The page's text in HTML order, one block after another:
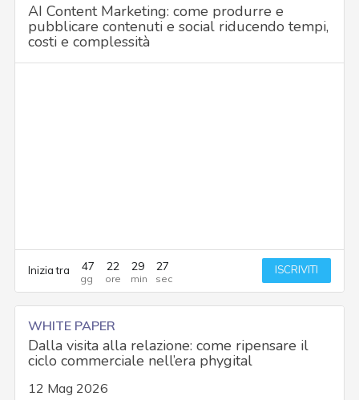
AI Content Marketing: come produrre e
pubblicare contenuti e social riducendo tempi,
costi e complessità
Inizia tra 47 22 29 26 ISCRIVITI
WHITE PAPER
Dalla visita alla relazione: come ripensare il
ciclo commerciale nell’era phygital
12 Mag 2026